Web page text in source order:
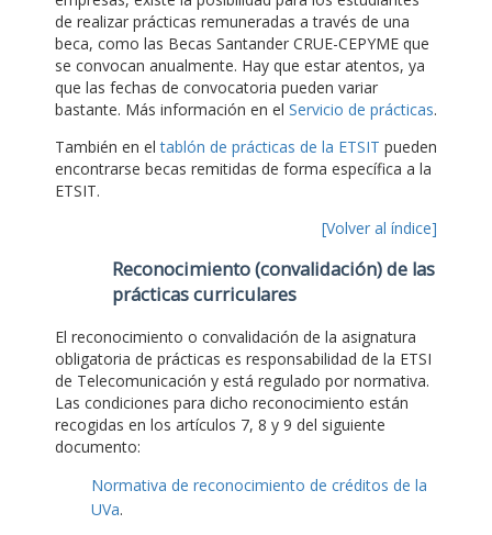
de realizar prácticas remuneradas a través de una
beca, como las Becas Santander CRUE-CEPYME que
se convocan anualmente. Hay que estar atentos, ya
que las fechas de convocatoria pueden variar
bastante. Más información en el Servicio de prácticas.
También en eltablón de prácticas de la ETSIT pueden
encontrarse becas remitidas de forma específica a la
ETSIT.
[Volver al índice]
Reconocimiento (convalidación) de las
prácticas curriculares
El reconocimiento o convalidación de la asignatura
obligatoria de prácticas es responsabilidad de la ETSI
de Telecomunicación y está regulado por normativa.
Las condiciones para dicho reconocimiento están
recogidas en los artículos 7, 8 y 9 del siguiente
documento:
Normativa de reconocimiento de créditos de la
UVa.